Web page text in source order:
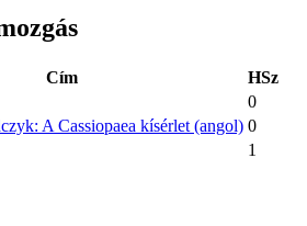
Cím
HSz
0
A Cassiopaea kísérlet (angol) 0
1